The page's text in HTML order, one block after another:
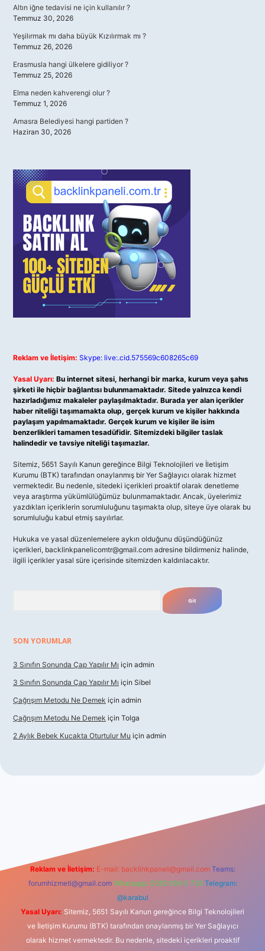
Altın iğne tedavisi ne için kullanılır ?
Temmuz 30, 2026
Yeşilırmak mı daha büyük Kızılırmak mı ?
Temmuz 26, 2026
Erasmusla hangi ülkelere gidiliyor ?
Temmuz 25, 2026
Elma neden kahverengi olur ?
Temmuz 1, 2026
Amasra Belediyesi hangi partiden ?
Haziran 30, 2026
Reklam ve İletişim: Skype: live:.cid.575569c608265c69
Yasal Uyarı: Bu internet sitesi, herhangi bir marka, kurum veya şahıs
şirketi ile hiçbir bağlantısı bulunmamaktadır. Sitede yalnızca kendi
hazırladığımız makaleler paylaşılmaktadır. Burada yer alan içerikler
haber niteliği taşımamakta olup, gerçek kurum ve kişiler hakkında
paylaşım yapılmamaktadır. Gerçek kurum ve kişiler ile isim
benzerlikleri tamamen tesadüfidir. Sitemizdeki bilgiler taslak
halindedir ve tavsiye niteliği taşımazlar.
Sitemiz, 5651 Sayılı Kanun gereğince Bilgi Teknolojileri ve İletişim
Kurumu (BTK) tarafından onaylanmış bir Yer Sağlayıcı olarak hizmet
vermektedir. Bu nedenle, sitedeki içerikleri proaktif olarak denetleme
veya araştırma yükümlülüğümüz bulunmamaktadır. Ancak, üyelerimiz
yazdıkları içeriklerin sorumluluğunu taşımakta olup, siteye üye olarak bu
sorumluluğu kabul etmiş sayılırlar.
Hukuka ve yasal düzenlemelere aykırı olduğunu düşündüğünüz
içerikleri, backlinkpanelicomtr@gmail.com adresine bildirmeniz halinde,
ilgili içerikler yasal süre içerisinde sitemizden kaldırılacaktır.
SON YORUMLAR
3 Sınıfın Sonunda Çap Yapılır Mı için admin
3 Sınıfın Sonunda Çap Yapılır Mı için Sibel
Çağrışım Metodu Ne Demek için admin
Çağrışım Metodu Ne Demek için Tolga
2 Aylık Bebek Kucakta Oturtulur Mu için admin
Reklam ve İletişim: E-mail: backlinkpaneli@gmail.com Teams:
forumhizmeti@gmail.com Whatsapp: 0262 606 0 726 Telegram:
@karabul
Yasal Uyarı: Sitemiz, 5651 Sayılı Kanun gereğince Bilgi Teknolojileri
ve İletişim Kurumu (BTK) tarafından onaylanmış bir Yer Sağlayıcı
olarak hizmet vermektedir. Bu nedenle, sitedeki içerikleri proaktif